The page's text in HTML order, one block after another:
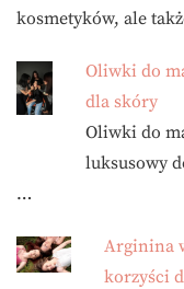
kosmetyków, ale
Oliwki do
dla skóry
Oliwki do
luksusowy
…
Arginina
korzyści